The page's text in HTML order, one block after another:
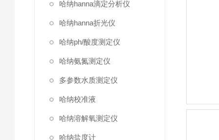
哈纳hanna滴定分析仪
哈纳hanna折光仪
哈纳ph/酸度测定仪
哈纳氨氮测定仪
多参数水质测定仪
哈纳校准液
哈纳溶解氧测定仪
哈纳盐度计